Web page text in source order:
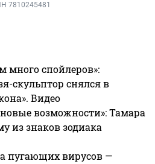
7810245481
спойлеров»:
скульптор снялся в
Видео
возможности»: Тамара
из знаков зодиака
пугающих вирусов —